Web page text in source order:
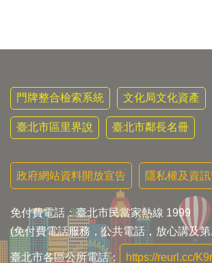
門牌整合檢索系統 文化局文化資產
臺北市區里界說 臺北市鄰長名冊
政府網站資料開放宣告 隱私權及資
免付費電話：臺北市民當家熱線 1999
(免付費電話服務，公共電話，放心講及
臺北市各區公所電話： https://reurl.cc/